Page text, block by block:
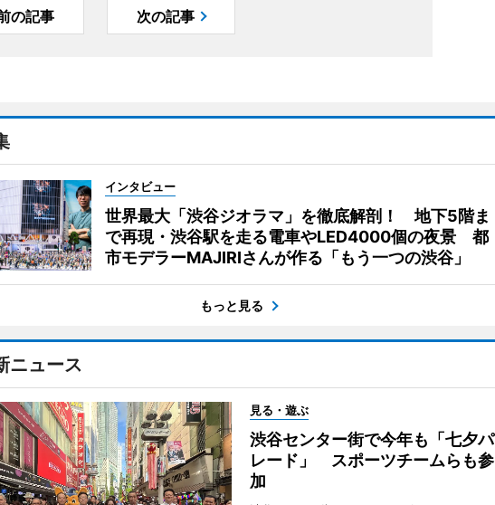
の記事 次の記事
インタビュー
世界最大「渋谷ジオラマ」を徹底解剖！ 地下5階ま
で再現・渋谷駅を走る電車やLED4000個の夜景 都
市モデラーMAJIRIさんが作る「もう一つの渋谷」
もっと見る
ニュース
見る・遊ぶ
渋谷センター街で今年も「七夕パ
レード」 スポーツチームらも参
加